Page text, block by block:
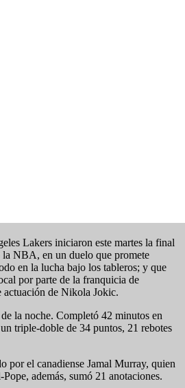
Lakers iniciaron este martes la final
la NBA, en un duelo que promete
en la lucha bajo los tableros; y que
por parte de la franquicia de
de Nikola Jokic.
la noche. Completó 42 minutos en
triple-doble de 34 puntos, 21 rebotes
por el canadiense Jamal Murray, quien
además, sumó 21 anotaciones.